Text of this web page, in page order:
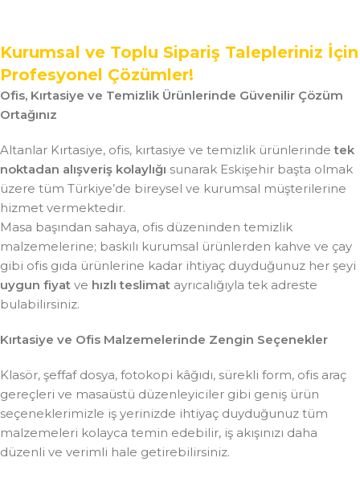
Kurumsal ve Toplu Sipariş Talepleriniz İçin
Profesyonel Çözümler!
Ofis, Kırtasiye ve Temizlik Ürünlerinde Güvenilir Çözüm
Ortağınız
Altanlar Kırtasiye, ofis, kırtasiye ve temizlik ürünlerindetek
noktadan alışveriş kolaylığı sunarak Eskişehir başta olmak
üzere tüm Türkiye’de bireysel ve kurumsal müşterilerine
hizmet vermektedir.
Masa başından sahaya, ofis düzeninden temizlik
malzemelerine; baskılı kurumsal ürünlerden kahve ve çay
gibi ofis gıda ürünlerine kadar ihtiyaç duyduğunuz her şeyi
uygun fiyat ve hızlı teslimat ayrıcalığıyla tek adreste
bulabilirsiniz.
Kırtasiye ve Ofis Malzemelerinde Zengin Seçenekler
Klasör, şeffaf dosya, fotokopi kâğıdı, sürekli form, ofis araç
gereçleri ve masaüstü düzenleyiciler gibi geniş ürün
seçeneklerimizle iş yerinizde ihtiyaç duyduğunuz tüm
malzemeleri kolayca temin edebilir, iş akışınızı daha
düzenli ve verimli hale getirebilirsiniz.